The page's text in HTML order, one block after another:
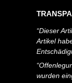
“Dieser
Artikel
wurden